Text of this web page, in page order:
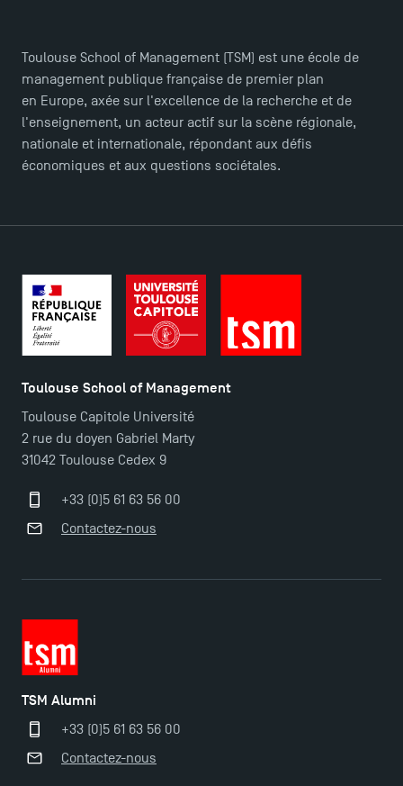
Recrutement
Brochures
Logos et identité graphique
Presse
FAQ
Contact
Plans et accès à TSM
Toulouse School of Management (TSM) est une école de
management publique française de premier plan
en Europe, axée sur l'excellence de la recherche et de
l'enseignement, un acteur actif sur la scène régionale,
nationale et internationale, répondant aux défis
économiques et aux questions sociétales.
Toulouse School of Management
Toulouse Capitole Université
2 rue du doyen Gabriel Marty
31042 Toulouse Cedex 9
+33 (0)5 61 63 56 00
Contactez-nous
TSM Alumni
+33 (0)5 61 63 56 00
Contactez-nous